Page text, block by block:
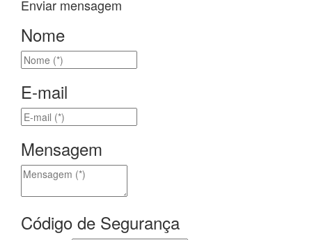
Enviar mensagem
Nome
E-mail
Mensagem
Código de Segurança